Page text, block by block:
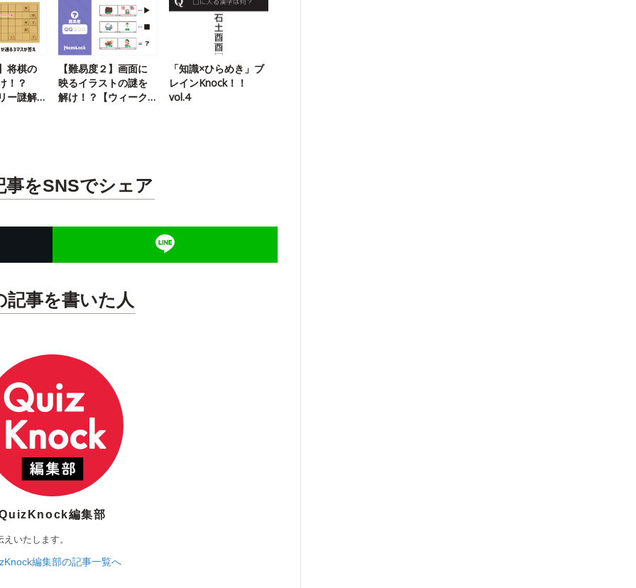
将棋の
！？
ー謎解
【難易度２】画面に
映るイラストの謎を
解け！？【ウィーク
「知識×ひらめき」ブ
レインKnock！！
vol.4
事をSNSでシェア
記事を書いた人
編集部
いたします。
編集部の記事一覧へ